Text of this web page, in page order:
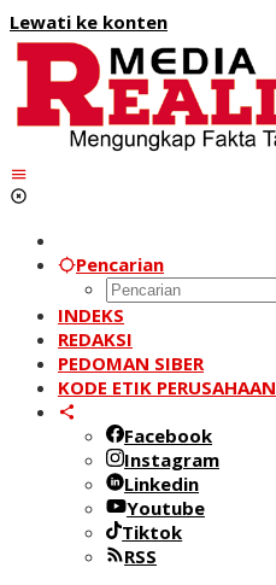
Lewati ke konten
Pencarian
INDEKS
REDAKSI
PEDOMAN SIBER
KODE ETIK PERUSAHAAN
Facebook
Instagram
Linkedin
Youtube
Tiktok
RSS